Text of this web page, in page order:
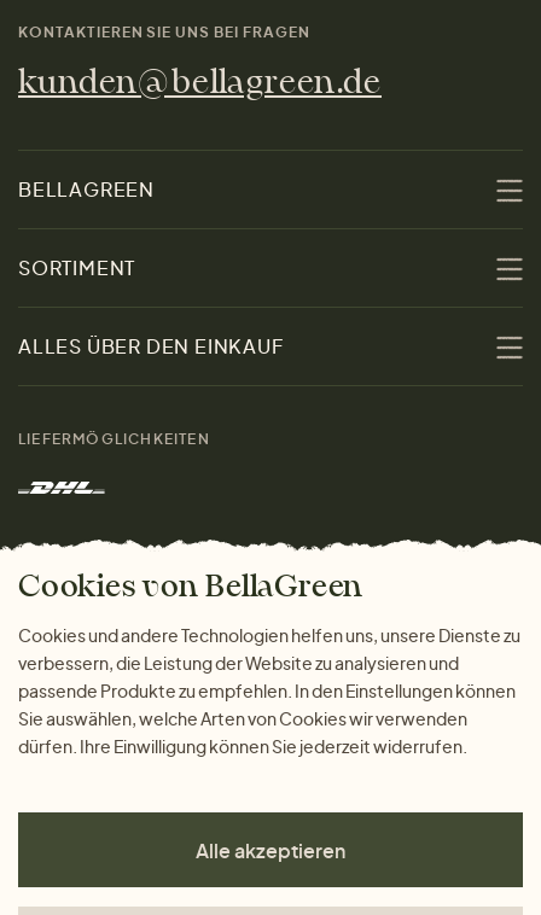
KONTAKTIEREN SIE UNS BEI FRAGEN
kunden@bellagreen.de
BELLAGREEN
Nachhaltigkeit
Kontakt
Marken
Das freundliche Magazin
SORTIMENT
Damen
Herren
Geschenke
ALLES ÜBER DEN EINKAUF
Warum bei uns einkaufen
LIEFERMÖGLICHKEITEN
ZAHLUNGSMÖGLICHKEITEN
Cookies von BellaGreen
Cookies und andere Technologien helfen uns, unsere Dienste zu
verbessern, die Leistung der Website zu analysieren und
passende Produkte zu empfehlen. In den Einstellungen können
Sie auswählen, welche Arten von Cookies wir verwenden
dürfen. Ihre Einwilligung können Sie jederzeit widerrufen.
Alle akzeptieren